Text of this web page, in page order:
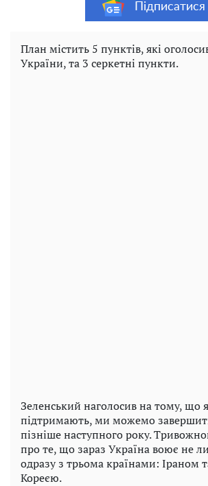
Підписатися
План містить 5 пунктів, які
України, та 3 серкетні пункти.
Зеленський наголосив на тому, що
підтримають, ми можемо
пізніше наступного року.
про те, що зараз Україна воює не
одразу з трьома країнами: Іраном
Кореєю.